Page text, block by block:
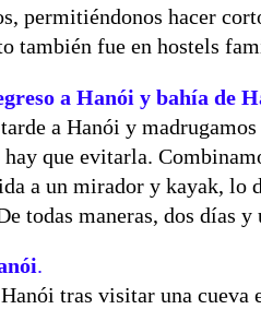
permitiéndonos hacer
también fue en hostels
a Hanói y bahía de
a Hanói y
hay que evitarla.
a un mirador y kayak, lo
todas maneras, dos días
.
tras visitar una cueva